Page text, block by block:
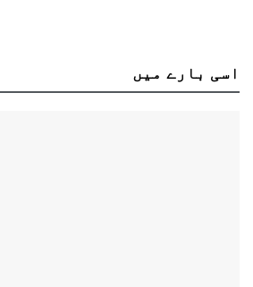
اسی بارے میں